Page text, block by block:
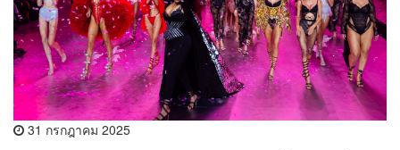
31 กรกฎาคม 2025